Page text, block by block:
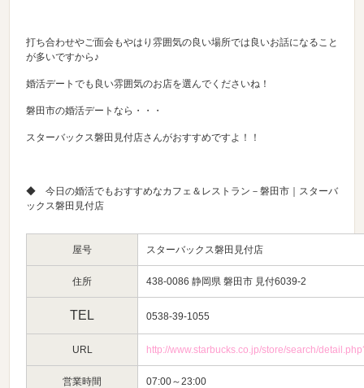
打ち合わせやご面会もやはり雰囲気の良い場所では良いお話になること
が多いですから♪
婚活デートでも良い雰囲気のお店を選んでくださいね！
磐田市の婚活デートなら・・・
スターバックス磐田見付店さんがおすすめですよ！！
◆ 今日の婚活でもおすすめなカフェ＆レストラン－磐田市｜スターバ
ックス磐田見付店
屋号 スターバックス磐田見付店
住所 438-0086 静岡県 磐田市 見付6039-2
TEL 0538-39-1055
URL http://www.starbucks.co.jp/store/search/
営業時間 07:00～23:00